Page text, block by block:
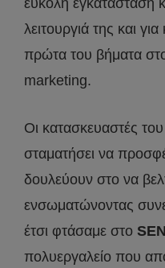
εύκολη εγκατάσταση
λειτουργιά της και
πρώτα του βήματα
marketing.
Oι κατασκευαστές
σταματήσει να
δουλεύουν στο να
ενσωματώνοντας
έτσι φτάσαμε στο
πολυεργαλείο που